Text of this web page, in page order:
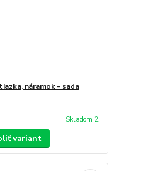
náramok - sada
Skladom 2
variant